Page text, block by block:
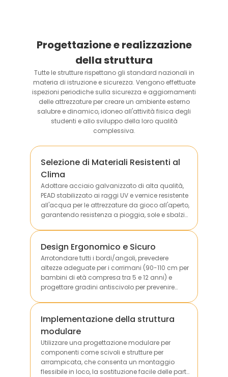
Progettazione e realizzazione
della struttura
Tutte le strutture rispettano gli standard nazionali in
materia di istruzione e sicurezza. Vengono effettuate
ispezioni periodiche sulla sicurezza e aggiornamenti
delle attrezzature per creare un ambiente esterno
salubre e dinamico, idoneo all'attività fisica degli
studenti e allo sviluppo della loro qualità
complessiva.
Selezione di Materiali Resistenti al
Clima
Adottare acciaio galvanizzato di alta qualità,
PEAD stabilizzato ai raggi UV e vernice resistente
all'acqua per le attrezzature da gioco all'aperto,
garantendo resistenza a pioggia, sole e sbalzi
Design Ergonomico e Sicuro
Arrotondare tutti i bordi/angoli, prevedere
altezze adeguate per i corrimani (90-110 cm per
bambini di età compresa tra 5 e 12 anni) e
progettare gradini antiscivolo per prevenire
Implementazione della struttura
modulare
Utilizzare una progettazione modulare per
componenti come scivoli e strutture per
arrampicata, che consenta un montaggio
flessibile in loco, la sostituzione facile delle parti